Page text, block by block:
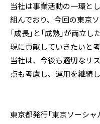
当社は事業活動の一環と
組んでおり、今回の東京
「成長」と「成熟」が両立
現に貢献していきたいと考
当社は、今後も適切なリ
点も考慮し、運用を継続
東京都発行「東京ソーシャ